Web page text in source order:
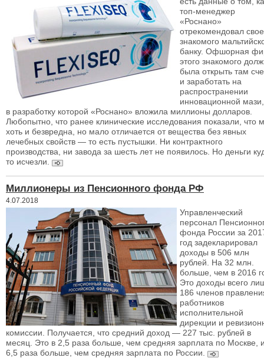
топ-менеджер
«Роснано»
отрекомендовал
знакомого
банку. Офшорная
этого знакомого
была открыть там
и заработать на
распространении
инновационной мази,
в разработку которой «Роснано» вложила миллионы долларов.
Любопытно, что ранее клинические исследования показали, что
хоть и безвредна, но мало отличается от вещества без явных
лечебных свойств — ​то есть пустышки. Ни контрактного
производства, ни завода за шесть лет не появилось. Но деньги
то исчезли.
Миллионеры из Пенсионного фонда РФ
4.07.2018
Управленческий
персонал
фонда России за
год задекларировал
доходы в 506 млн
рублей. На 32 млн.
больше, чем в 2016
Это доходы всего
186 членов
работников
исполнительной
дирекции и
комиссии. Получается, что средний доход — 227 тыс. рублей в
месяц. Это в 2,5 раза больше, чем средняя зарплата по Москве,
6,5 раза больше, чем средняя зарплата по России.